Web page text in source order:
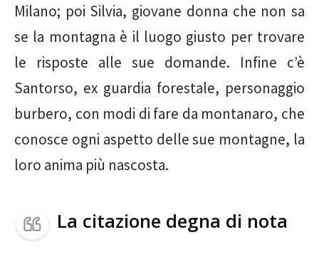
Milano; poi Silvia, giovane donna che non sa
se la montagna è il luogo giusto per trovare
le risposte alle sue domande. Infine c’è
Santorso, ex guardia forestale, personaggio
burbero, con modi di fare da montanaro, che
conosce ogni aspetto delle sue montagne, la
loro anima più nascosta.
La citazione degna di nota